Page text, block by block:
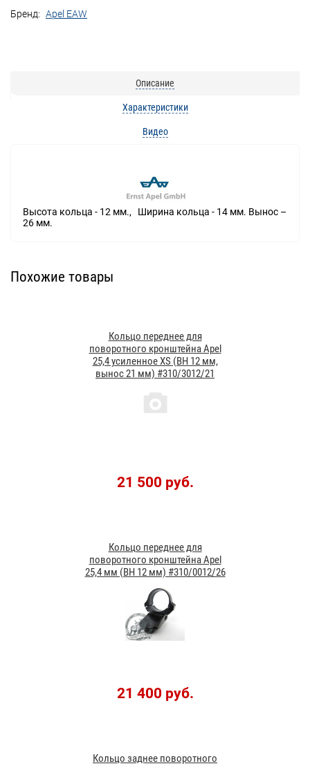
Бренд: Apel EAW
Описание
Характеристики
Видео
Высота кольца - 12 мм., Ширина кольца - 14 мм. Вынос –
26 мм.
Похожие товары
Кольцо переднее для
поворотного кронштейна Apel
25,4 усиленное XS (BH 12 мм,
вынос 21 мм) #310/3012/21
21 500 руб.
Кольцо переднее для
поворотного кронштейна Apel
25,4 мм (BH 12 мм) #310/0012/26
21 400 руб.
Кольцо заднее поворотного